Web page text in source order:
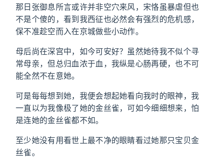
那日张御息所言或许并非空穴来风，宋恪虽暴虐但也
不是个傻的，看到我西征也必然会有强烈的危机感，
保不准趁空而入在京城做些小动作。
母后尚在深宫中，如今可安好？虽然她待我不似个寻
常母亲，但总归血浓于血，我纵是心肠再硬，也不可
能全然不在意她。
可是每每想到她，我便会想起她看向我时的眼神，我
一直以为我像极了她的金丝雀，可如今细细想来，怕
是连她的金丝雀都不如。
至少她没有用看世上最不净的眼睛看过她那只宝贝金
丝雀。